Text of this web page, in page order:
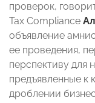
проверок,
Tax Compliance
объявление
ее проведения,
перспективу для
предъявленные к
дроблении